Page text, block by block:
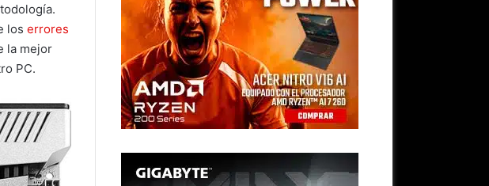
los errores
la mejor
PC.